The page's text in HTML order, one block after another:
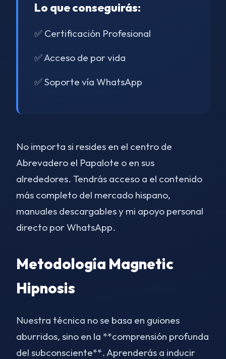
Lo que conseguirás:
✅ Certificación Profesional
✅ Acceso de por vida
✅ Soporte vía WhatsApp
No importa si resides en el centro de
Abrevadero el Papalote o en sus
alrededores. Tendrás acceso a el contenido
más completo del mercado hispano,
manuales descargables y mi apoyo personal
directo por WhatsApp.
Metodología Magnetic
Hipnosis
Nuestra técnica no se basa en guiones
aburridos, sino en la **comprensión profunda
del subconsciente**. Aprenderás a inducir